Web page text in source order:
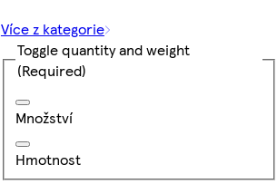
Více z kategorie
Toggle quantity and weight
(Required)
Množství
Hmotnost